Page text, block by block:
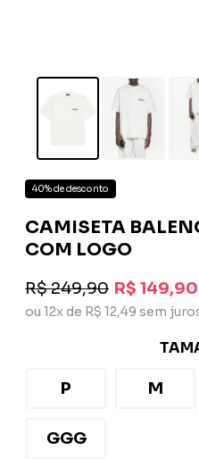
40% de desconto
CAMISETA
COM LOGO
R$ 249,90 R$ 149,90
ou 12x de R$ 12,49 sem
P M
GGG